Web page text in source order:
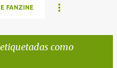
FANZINE
como